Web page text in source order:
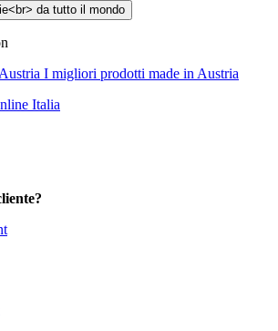
I migliori prodotti made in Austria